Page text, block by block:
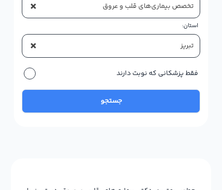
× تخصص بیماری‌های قلب و عروق
استان:
× تبریز
فقط پزشکانی که نوبت دارند
جستجو